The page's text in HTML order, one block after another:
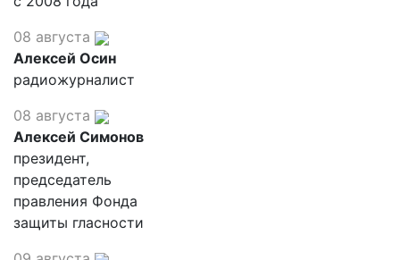
08 августа
Алексей Осин
радиожурналист
08 августа
Алексей Симонов
президент,
председатель
правления Фонда
защиты гласности